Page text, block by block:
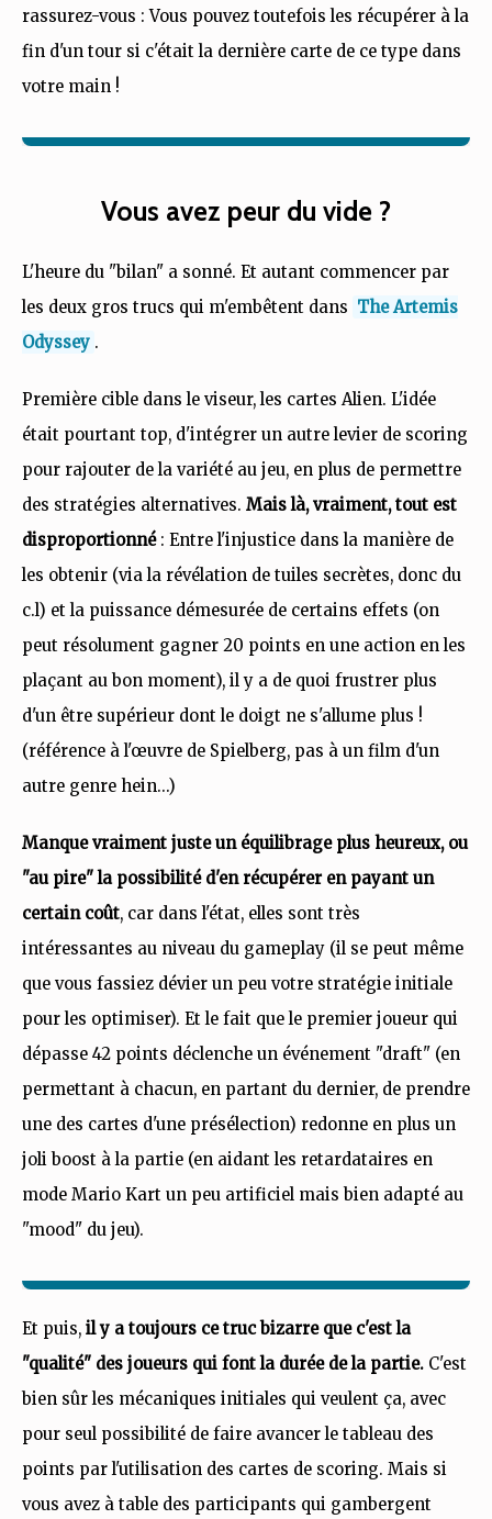
rassurez-vous : Vous pouvez toutefois les récupérer à la
fin d'un tour si c'était la dernière carte de ce type dans
votre main !
Vous avez peur du vide ?
L'heure du "bilan" a sonné. Et autant commencer par
les deux gros trucs qui m'embêtent dans The Artemis
Odyssey .
Première cible dans le viseur, les cartes Alien. L'idée
était pourtant top, d'intégrer un autre levier de scoring
pour rajouter de la variété au jeu, en plus de permettre
des stratégies alternatives. Mais là, vraiment, tout est
disproportionné : Entre l'injustice dans la manière de
les obtenir (via la révélation de tuiles secrètes, donc du
c.l) et la puissance démesurée de certains effets (on
peut résolument gagner 20 points en une action en les
plaçant au bon moment), il y a de quoi frustrer plus
d'un être supérieur dont le doigt ne s'allume plus !
(référence à l'œuvre de Spielberg, pas à un film d'un
autre genre hein...)
Manque vraiment juste un équilibrage plus heureux, ou
"au pire" la possibilité d'en récupérer en payant un
certain coût, car dans l'état, elles sont très
intéressantes au niveau du gameplay (il se peut même
que vous fassiez dévier un peu votre stratégie initiale
pour les optimiser). Et le fait que le premier joueur qui
dépasse 42 points déclenche un événement "draft" (en
permettant à chacun, en partant du dernier, de prendre
une des cartes d'une présélection) redonne en plus un
joli boost à la partie (en aidant les retardataires en
mode Mario Kart un peu artificiel mais bien adapté au
"mood" du jeu).
Et puis, il y a toujours ce truc bizarre que c'est la
"qualité" des joueurs qui font la durée de la partie. C'est
bien sûr les mécaniques initiales qui veulent ça, avec
pour seul possibilité de faire avancer le tableau des
points par l'utilisation des cartes de scoring. Mais si
vous avez à table des participants qui gambergent